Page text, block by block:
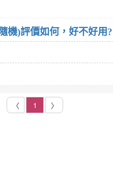
機)評價如何，好不好用?
〈 1 〉